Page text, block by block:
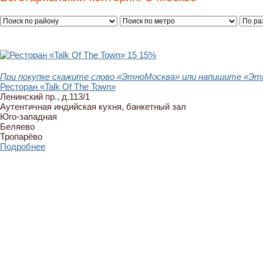
15 15%
При покупке скажите слово «ЭтноМосква» или напишите
Ресторан «Talk Of The Town»
Ленинский пр., д.113/1
Аутентичная индийская кухня, банкетный зал
Юго-западная
Беляево
Тропарёво
Подробнее